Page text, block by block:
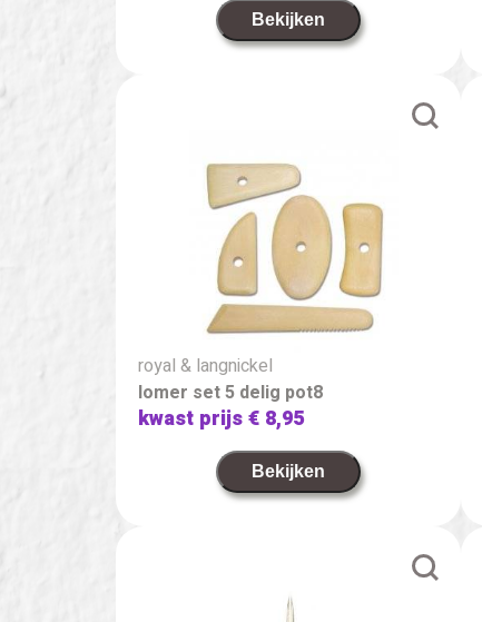
Bekijken
royal & langnickel
lomer set 5 delig pot8
kwast prijs€ 8,95
Bekijken